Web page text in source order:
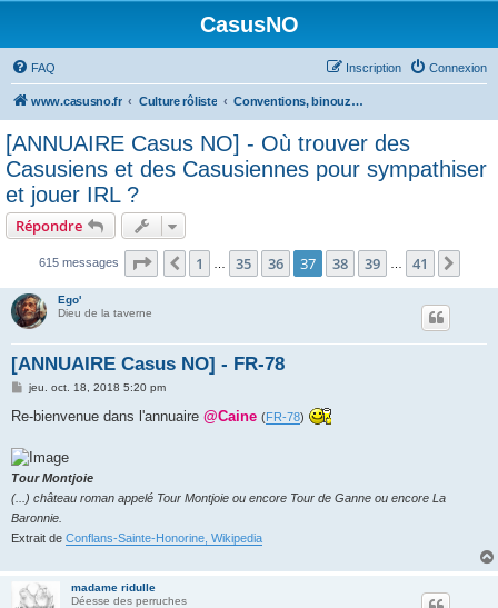
CasusNO
FAQ Connexion
Inscription
www.casusno.fr Culture rôliste Conventions, binouzes et recherche de joueurs
[ANNUAIRE Casus NO] - Où trouver des
Casusiens et des Casusiennes pour sympathiser
et jouer IRL ?
Répondre
615 messages Page 37 sur 41
Précédent
1 35 36 37 38 39 41
Ego'
Dieu de la taverne
[ANNUAIRE Casus NO] - FR-78
M
s
g
e
jeu. oct. 18, 2018 5:20 pm
Re-bienvenue dans l'annuaire @Caine (FR-78)
Tour Montjoie
(...) château roman appelé Tour Montjoie ou encore Tour de Ganne ou encore La
Baronnie.
Extrait de Conflans-Sainte-Honorine, Wikipedia
madame ridulle
Déesse des perruches